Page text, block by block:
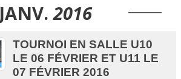
JANV. 2016
TOURNOI EN SALLE U10
LE 06 FÉVRIER ET U11 LE
07 FÉVRIER 2016